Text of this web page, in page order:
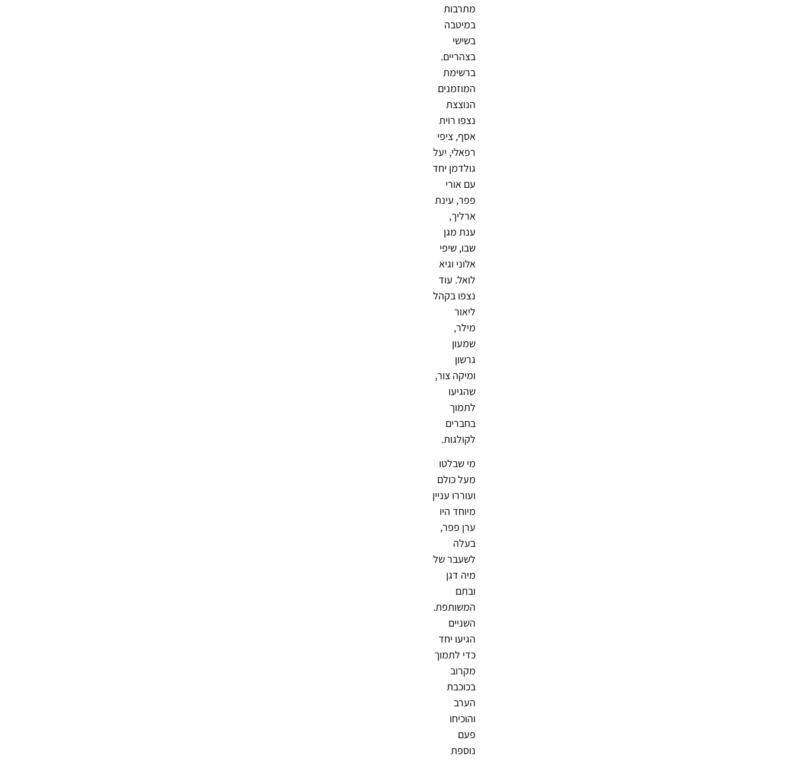
מתרבות
במיטבה
בשישי
בצהריים.
ברשימת
המוזמנים
הנוצצת
נצפו רוית
אסף, ציפי
רפאלי, יעל
גולדמן יחד
עם אורי
פפר, עינת
ארליך,
ענת מגן
שבו, שיפי
אלוני וגיא
לואל. עוד
נצפו בקהל
ליאור
מילר,
שמעון
גרשון
ומיקה צור,
שהגיעו
לתמוך
בחברים
לקולגות.
מי שבלטו
מעל כולם
ועוררו עניין
מיוחד היו
ערן פפר,
בעלה
לשעבר של
מיה דגן
ובתם
המשותפת.
השניים
הגיעו יחד
כדי לתמוך
מקרוב
בכוכבת
הערב
והוכיחו
פעם
נוספת